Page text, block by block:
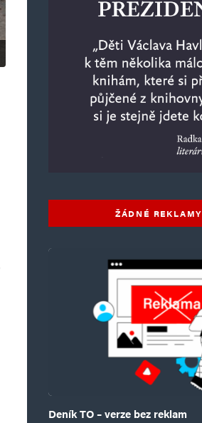
ŽÁDNÉ REKLAMY
Deník TO – verze bez reklam